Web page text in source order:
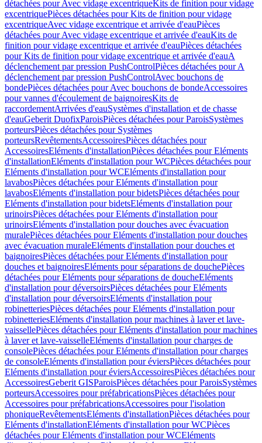
détachées pour Avec vidage excentriqueKits de finition pour vidage
excentriquePièces détachées pour Kits de finition pour vidage
excentriqueAvec vidage excentrique et arrivée d'eauPièces
détachées pour Avec vidage excentrique et arrivée d'eauKits de
finition pour vidage excentrique et arrivée d'eauPièces détachées
pour Kits de finition pour vidage excentrique et arrivée d'eauA
déclenchement par pression PushControlPièces détachées pour A
déclenchement par pression PushControlAvec bouchons de
bondePièces détachées pour Avec bouchons de bondeAccessoires
pour vannes d'écoulement de baignoiresKits de
raccordementArrivées d'eauSystèmes d'installation et de chasse
d'eauGeberit DuofixParoisPièces détachées pour ParoisSystèmes
porteursPièces détachées pour Systèmes
porteursRevêtementsAccessoiresPièces détachées pour
AccessoiresEléments d'installationPièces détachées pour Eléments
d'installationEléments d'installation pour WCPièces détachées pour
Eléments d'installation pour WCEléments d'installation pour
lavabosPièces détachées pour Eléments d'installation pour
lavabosEléments d'installation pour bidetsPièces détachées pour
Eléments d'installation pour bidetsEléments d'installation pour
urinoirsPièces détachées pour Eléments d'installation pour
urinoirsEléments d'installation pour douches avec évacuation
muralePièces détachées pour Eléments d'installation pour douches
avec évacuation muraleEléments d'installation pour douches et
baignoiresPièces détachées pour Eléments d'installation pour
douches et baignoiresEléments pour séparations de douchePièces
détachées pour Eléments pour séparations de doucheEléments
d'installation pour déversoirsPièces détachées pour Eléments
d'installation pour déversoirsEléments d'installation pour
robinetteriesPièces détachées pour Eléments d'installation pour
robinetteriesEléments d'installation pour machines à laver et lave-
vaissellePièces détachées pour Eléments d'installation pour machines
à laver et lave-vaisselleEléments d'installation pour charges de
consolePièces détachées pour Eléments d'installation pour charges
de consoleEléments d'installation pour éviersPièces détachées pour
Eléments d'installation pour éviersAccessoiresPièces détachées pour
AccessoiresGeberit GISParoisPièces détachées pour ParoisSystèmes
porteursAccessoires pour préfabricationsPièces détachées pour
Accessoires pour préfabricationsAccessoires pour l'isolation
phoniqueRevêtementsEléments d'installationPièces détachées pour
Eléments d'installationEléments d'installation pour WCPièces
détachées pour Eléments d'installation pour WCEléments